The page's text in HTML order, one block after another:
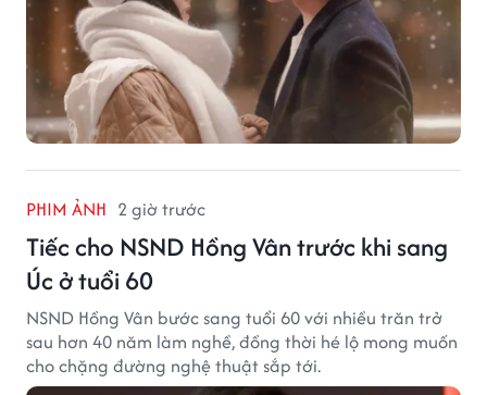
PHIM ẢNH 2 giờ trước
Tiếc cho NSND Hồng Vân trước khi sang
Úc ở tuổi 60
NSND Hồng Vân bước sang tuổi 60 với nhiều trăn trở
sau hơn 40 năm làm nghề, đồng thời hé lộ mong muốn
cho chặng đường nghệ thuật sắp tới.